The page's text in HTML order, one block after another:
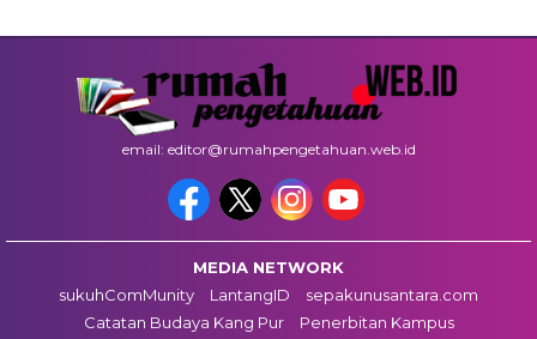
email: editor@rumahpengetahuan.web.id
MEDIA NETWORK
sukuhComMunity
LantangID
sepakunusantara.com
Catatan Budaya Kang Pur
Penerbitan Kampus